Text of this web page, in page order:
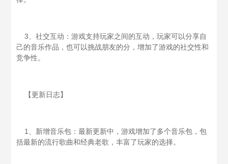
3、社交互动：游戏支持玩家之间的互动，玩家可以分享自
己的音乐作品，也可以挑战朋友的分，增加了游戏的社交性和
竞争性。
【更新日志】
1、新增音乐包：最新更新中，游戏增加了多个音乐包，包
括最新的流行歌曲和经典老歌，丰富了玩家的选择。